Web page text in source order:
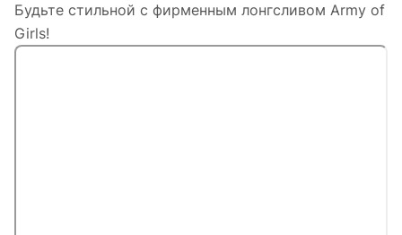
Будьте стильной с фирменным лонгсливом Army of
Girls!